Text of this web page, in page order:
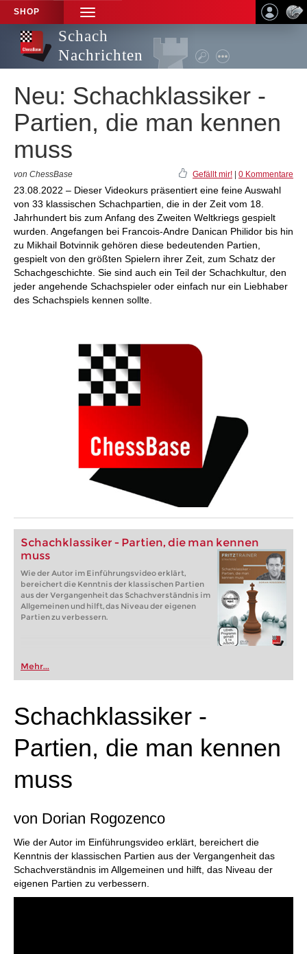
SHOP
TOGGLE
NAVIGATION
Schach
Nachrichten
Neu: Schachklassiker -
Partien, die man kennen
muss
von ChessBase Gefällt mir! 0 Kommentare
23.08.2022 – Dieser Videokurs präsentiert eine feine Auswahl
von 33 klassischen Schachpartien, die in der Zeit vom 18.
Jahrhundert bis zum Anfang des Zweiten Weltkriegs gespielt
wurden. Angefangen bei Francois-Andre Danican Philidor bis hin
zu Mikhail Botvinnik gehören diese bedeutenden Partien,
gespielt von den größten Spielern ihrer Zeit, zum Schatz der
Schachgeschichte. Sie sind auch ein Teil der Schachkultur, den
jeder angehende Schachspieler oder einfach nur ein Liebhaber
des Schachspiels kennen sollte.
Schachklassiker - Partien, die man kennen
muss
Wie der Autor im Einführungsvideo erklärt,
bereichert die Kenntnis der klassischen Partien
aus der Vergangenheit das Schachverständnis im
Allgemeinen und hilft, das Niveau der eigenen
Partien zu verbessern.
Mehr...
Schachklassiker -
Partien, die man kennen
muss
von Dorian Rogozenco
Wie der Autor im Einführungsvideo erklärt, bereichert die
Kenntnis der klassischen Partien aus der Vergangenheit das
Schachverständnis im Allgemeinen und hilft, das Niveau der
eigenen Partien zu verbessern.